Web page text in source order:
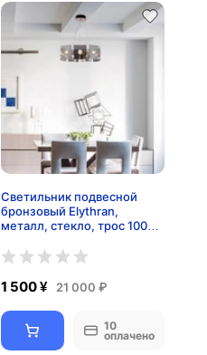
Светильник подвесной
бронзовый Elythran,
металл, стекло, трос 100
1 500 ¥ 21 000 ₽
10
оплачено